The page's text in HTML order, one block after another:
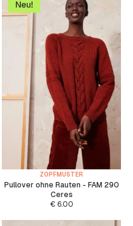
ZOPFMUSTER
Pullover ohne Rauten - FAM 290
Ceres
€6.00